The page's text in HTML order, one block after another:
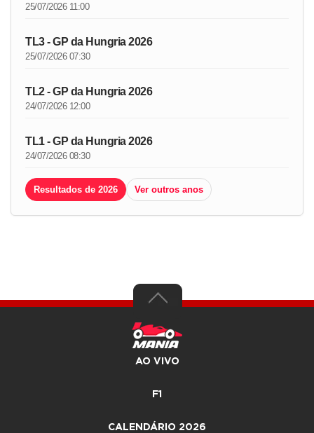
25/07/2026 11:00
TL3 - GP da Hungria 2026
25/07/2026 07:30
TL2 - GP da Hungria 2026
24/07/2026 12:00
TL1 - GP da Hungria 2026
24/07/2026 08:30
Resultados de 2026 Ver outros anos
AO VIVO
F1
CALENDÁRIO 2026